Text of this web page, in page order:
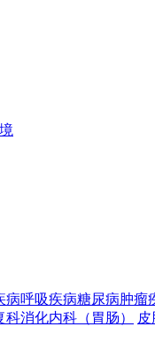
病呼吸疾病糖尿病肿瘤
科消化内科（胃肠） 皮